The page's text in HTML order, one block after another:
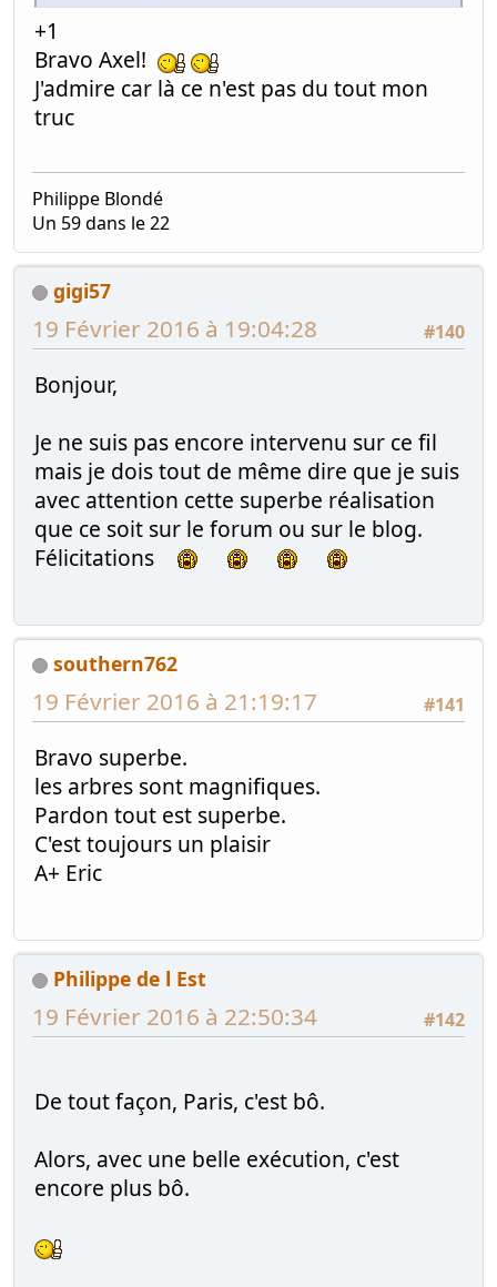
+1
Bravo Axel!
J'admire car là ce n'est pas du tout mon
truc
Philippe Blondé
Un 59 dans le 22
gigi57
#140
19 Février 2016 à 19:04:28
Bonjour,
Je ne suis pas encore intervenu sur ce fil
mais je dois tout de même dire que je suis
avec attention cette superbe réalisation
que ce soit sur le forum ou sur le blog.
Félicitations
southern762
#141
19 Février 2016 à 21:19:17
Bravo superbe.
les arbres sont magnifiques.
Pardon tout est superbe.
C'est toujours un plaisir
A+ Eric
Philippe de l Est
#142
19 Février 2016 à 22:50:34
De tout façon, Paris, c'est bô.
Alors, avec une belle exécution, c'est
encore plus bô.